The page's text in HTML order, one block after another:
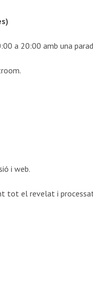
a 20:00 amb una
i web.
el revelat i